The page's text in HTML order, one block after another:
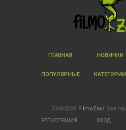
ГЛАВНАЯ НОВИНКИ
ПОПУЛЯРНЫЕ КАТЕГОРИИ
2005-2026 FilmoZavr Все
РЕГИСТРАЦИЯ ВХОД